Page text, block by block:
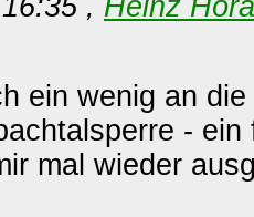
, Heinz Höra
ein wenig an
-
mal wieder